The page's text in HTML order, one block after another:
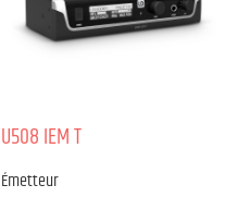
U508 IEM T
Émetteur